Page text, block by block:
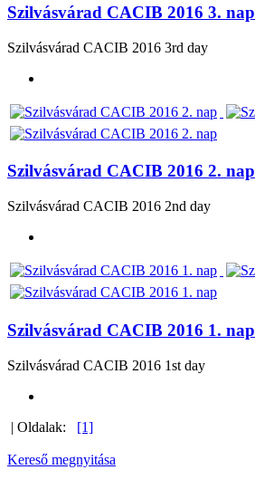
Szilvásvárad CACIB 2016 3. nap
Szilvásvárad CACIB 2016 3rd day
Szilvásvárad CACIB 2016 2. nap
Szilvásvárad CACIB 2016 2nd day
Szilvásvárad CACIB 2016 1. nap
Szilvásvárad CACIB 2016 1st day
| Oldalak: [1]
Kereső megnyitása